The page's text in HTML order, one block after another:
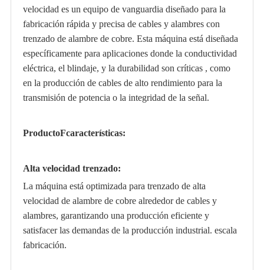
velocidad es un equipo de vanguardia diseñado para la
fabricación rápida y precisa de cables y alambres con
trenzado de alambre de cobre. Esta máquina está diseñada
específicamente para aplicaciones donde la conductividad
eléctrica, el blindaje, y la durabilidad son críticas , como
en la producción de cables de alto rendimiento para la
transmisión de potencia o la integridad de la señal.
ProductoFcaracterísticas:
Alta velocidad trenzado:
La máquina está optimizada para trenzado de alta
velocidad de alambre de cobre alrededor de cables y
alambres, garantizando una producción eficiente y
satisfacer las demandas de la producción industrial. escala
fabricación.